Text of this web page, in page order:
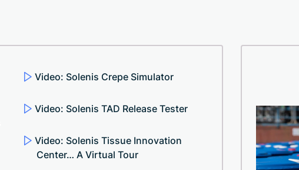
Video: Solenis Crepe Simulator
Video: Solenis TAD Release Tester
Video: Solenis Tissue Innovation
Center… A Virtual Tour